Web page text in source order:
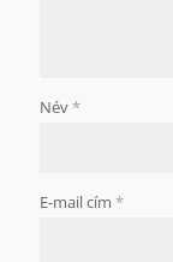
Név*
E-mail cím *